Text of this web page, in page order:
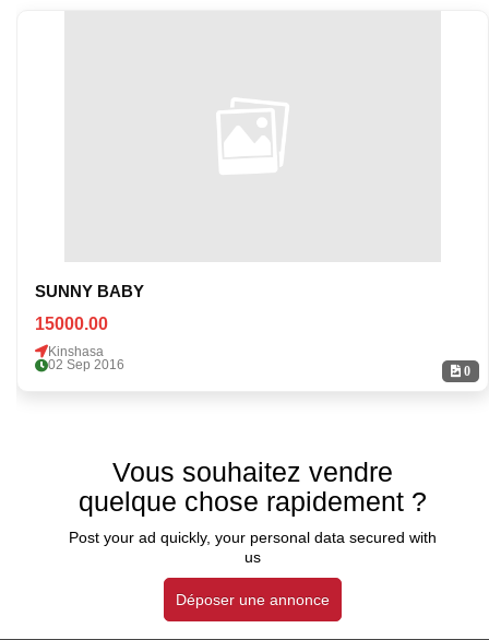
0
SUNNY BABY
15000.00
Kinshasa
02 Sep 2016
Vous souhaitez vendre
quelque chose rapidement ?
Post your ad quickly, your personal data secured with
us
Déposer une annonce